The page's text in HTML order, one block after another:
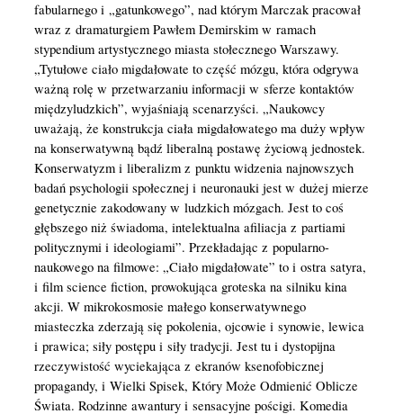
fabularnego i „gatunkowego”, nad którym Marczak pracował
wraz z dramaturgiem Pawłem Demirskim w ramach
stypendium artystycznego miasta stołecznego Warszawy.
„Tytułowe ciało migdałowate to część mózgu, która odgrywa
ważną rolę w przetwarzaniu informacji w sferze kontaktów
międzyludzkich”, wyjaśniają scenarzyści. „Naukowcy
uważają, że konstrukcja ciała migdałowatego ma duży wpływ
na konserwatywną bądź liberalną postawę życiową jednostek.
Konserwatyzm i liberalizm z punktu widzenia najnowszych
badań psychologii społecznej i neuronauki jest w dużej mierze
genetycznie zakodowany w ludzkich mózgach. Jest to coś
głębszego niż świadoma, intelektualna afiliacja z partiami
politycznymi i ideologiami”. Przekładając z popularno-
naukowego na filmowe: „Ciało migdałowate” to i ostra satyra,
i film science fiction, prowokująca groteska na silniku kina
akcji. W mikrokosmosie małego konserwatywnego
miasteczka zderzają się pokolenia, ojcowie i synowie, lewica
i prawica; siły postępu i siły tradycji. Jest tu i dystopijna
rzeczywistość wyciekająca z ekranów ksenofobicznej
propagandy, i Wielki Spisek, Który Może Odmienić Oblicze
Świata. Rodzinne awantury i sensacyjne pościgi. Komedia